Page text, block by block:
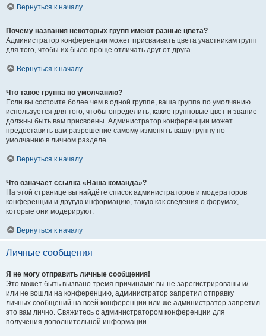
Вернуться к началу
Почему названия некоторых групп имеют разные цвета?
Администратор конференции может присваивать цвета участникам групп
для того, чтобы их было проще отличать друг от друга.
Вернуться к началу
Что такое группа по умолчанию?
Если вы состоите более чем в одной группе, ваша группа по умолчанию
используется для того, чтобы определить, какие групповые цвет и звание
должны быть вам присвоены. Администратор конференции может
предоставить вам разрешение самому изменять вашу группу по
умолчанию в личном разделе.
Вернуться к началу
Что означает ссылка «Наша команда»?
На этой странице вы найдёте список администраторов и модераторов
конференции и другую информацию, такую как сведения о форумах,
которые они модерируют.
Вернуться к началу
Личные сообщения
Я не могу отправить личные сообщения!
Это может быть вызвано тремя причинами: вы не зарегистрированы и/
или не вошли на конференцию, администратор запретил отправку
личных сообщений на всей конференции или же администратор запретил
это вам лично. Свяжитесь с администратором конференции для
получения дополнительной информации.